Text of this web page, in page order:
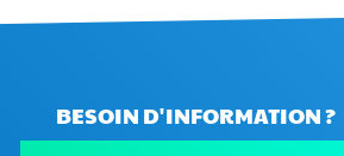
BESOIN D'INFORMATION ?